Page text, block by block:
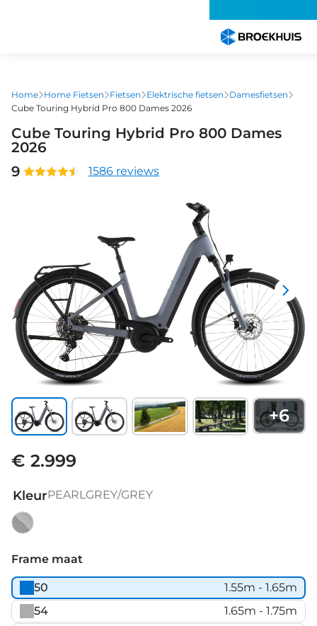
gaan
Home Home Fietsen Fietsen Elektrische fietsen
Damesfietsen
Cube Touring Hybrid Pro 800 Dames 2026
Cube Touring Hybrid Pro 800 Dames
2026
9
1586 reviews
+6
€ 2.999
KleurPEARLGREY/GREY
Frame maat
50
1.55m - 1.65m
54
1.65m - 1.75m